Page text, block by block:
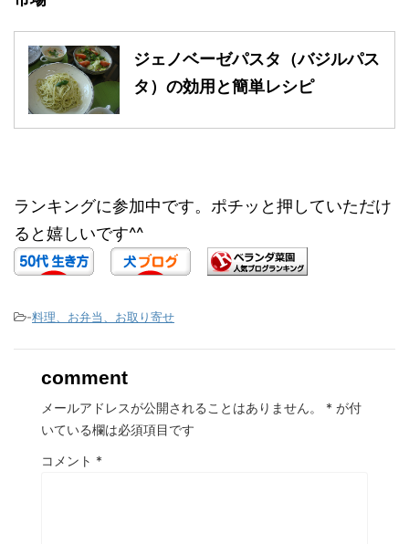
ジェノベーゼパスタ（バジルパス
タ）の効用と簡単レシピ
ランキングに参加中です。ポチッと押していただけ
ると嬉しいです^^
-料理、お弁当、お取り寄せ
comment
メールアドレスが公開されることはありません。 * が付
いている欄は必須項目です
コメント *